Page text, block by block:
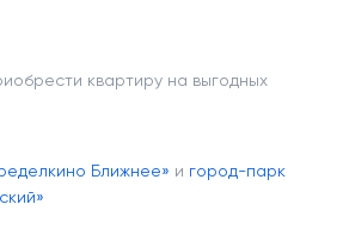
квартиру на выгодных
Ближнее» и город-парк